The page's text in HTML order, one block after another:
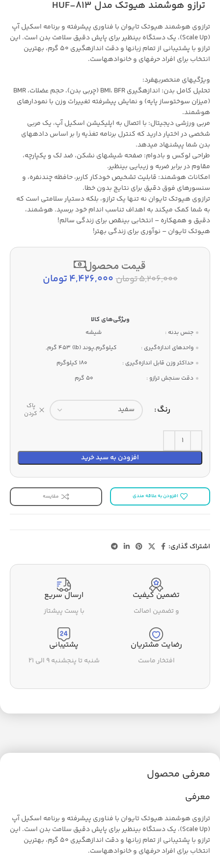
ترازو هوشمند هیوتک مدل HUF-813
ترازوی هوشمند هیوتک تایوان با فناوری پیشرفته و برنامه اسکیل آپ
(Scale Up)، یک دستگاه بینظیر برای پایش دقیق سلامت بدن است. این
ترازو با پشتیبانی از تمام زبانها و دقت اندازهگیری 50 گرم، بهترین
انتخاب برای افراد حرفهای و خانوادههاست.
ویژگیهای منحصربهفرد:
تحلیل کامل بدن: اندازهگیری BMI، BFR (چربی بدن)، حجم عضلات، BMR
(میزان سوختوساز پایه) و نمایش پیشرفته تغییرات وزن با نمودارهای
هوشمند.
مربی ورزشی دیجیتال: با اتصال به اپلیکیشن اسکیل آپ، یک مربی
شخصی در اختیار دارید که کنترل برنامه تغذیه را بر اساس دادههای
بدن شما پیشنهاد میدهد.
طراحی لوکس و بادوام: صفحه شیشهای نشکن، ضد لک و یکپارچه،
مقاوم در برابر ضربه و زیبایی بینظیر.
امکانات هوشمند: قابلیت تشخیص خودکار کاربر، حافظه چندنفره، و
سنسورهای فوق دقیق برای نتایج بدون خطا.
ترازوی هیوتک تایوان نه تنها یک ترازو، بلکه دستیار سلامتی است که
به شما کمک میکند به اهداف تناسب اندام خود برسید. هوشمند،
دقیق و همهکاره – انتخابی بینقص برای زندگی سالم!
هیوتک تایوان – نوآوری برای زندگی بهتر!
قیمت محصول
5,206,000تومان4,426,000تومان
جنس بدنه :
شیشه
واحدهای اندازه‌گیری :
کیلوگرم,پوند (lb) 453 گرم,
حداکثر وزن قابل اندازه‌گیری :
180 کیلوگرم
دقت سنجش ترازو :
50 گرم
رنگ
پاک
کردن
افزودن به سبد خرید
افزودن به علاقه مندی مقایسه
اشتراک گذاری:
تضمین کیفیت
و تضمین اصالت
ارسال سریع
با پست پیشتاز
رضایت مشتریان
افتخار ماست
پشتیبانی
شنبه تا پنجشنبه ۹ الی ۲۱
معرفی محصول
معرفی
ترازوی هوشمند هیوتک تایوان با فناوری پیشرفته و برنامه اسکیل آپ
(Scale Up)، یک دستگاه بینظیر برای پایش دقیق سلامت بدن است. این
ترازو با پشتیبانی از تمام زبانها و دقت اندازهگیری 50 گرم، بهترین
انتخاب برای افراد حرفهای و خانوادههاست.